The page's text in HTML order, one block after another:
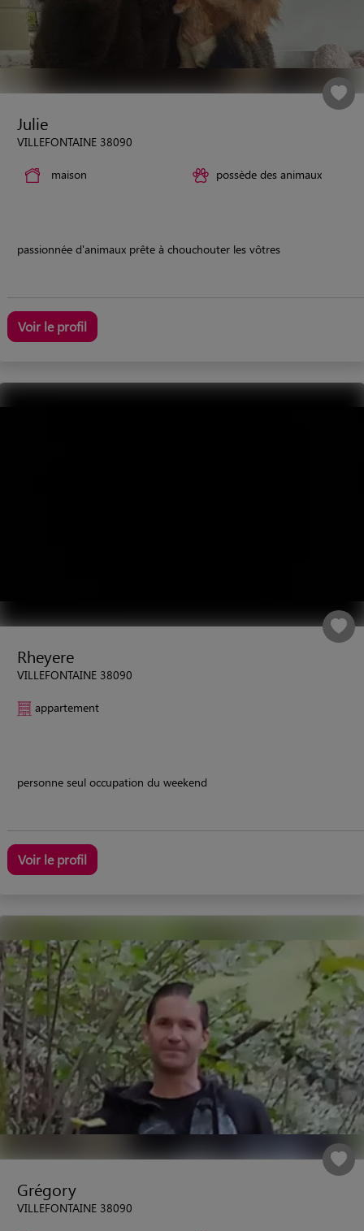
Julie
VILLEFONTAINE 38090
maison possède des animaux
passionnée d'animaux prête à chouchouter les vôtres
Voir le profil
Rheyere
VILLEFONTAINE 38090
appartement
personne seul occupation du weekend
Voir le profil
Grégory
VILLEFONTAINE 38090